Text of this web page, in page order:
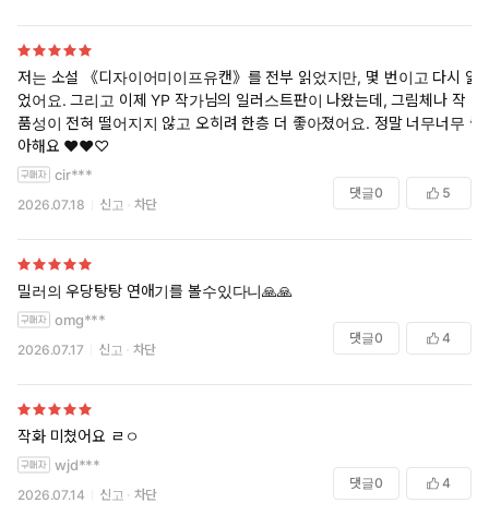
저는 소설 《디자이어미이프유캔》를 전부 읽었지만, 몇 번이고 다시 읽
었어요. 그리고 이제 YP 작가님의 일러스트판이 나왔는데, 그림체나 작
품성이 전혀 떨어지지 않고 오히려 한층 더 좋아졌어요. 정말 너무너무 좋
아해요 ♥︎♥︎♡
cir***
2026.07.18 신고 차단
댓글0 5
밀러의 우당탕탕 연애기를 볼수있다니🙏🙏
omg***
2026.07.17 신고 차단
댓글0 4
작화 미쳤어요 ㄹㅇ
wjd***
2026.07.14 신고 차단
댓글0 4